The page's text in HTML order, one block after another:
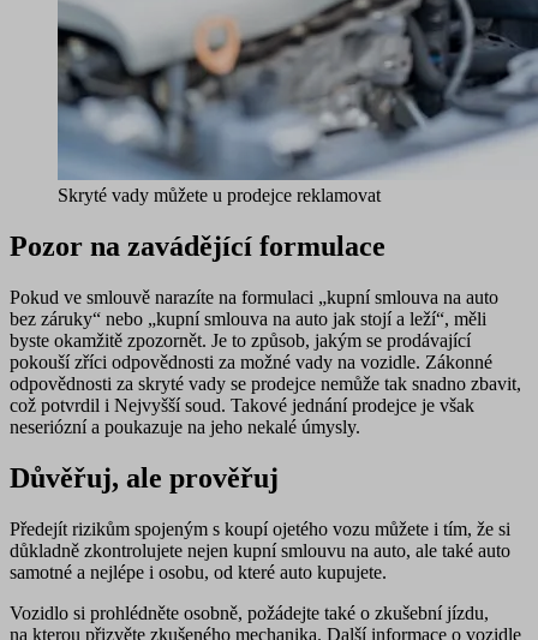
Skryté vady můžete u prodejce reklamovat
Pozor na zavádějící formulace
Pokud ve smlouvě narazíte na formulaci „kupní smlouva na auto
bez záruky“ nebo „kupní smlouva na auto jak stojí a leží“, měli
byste okamžitě zpozornět. Je to způsob, jakým se prodávající
pokouší zříci odpovědnosti za možné vady na vozidle. Zákonné
odpovědnosti za skryté vady se prodejce nemůže tak snadno zbavit,
což potvrdil i Nejvyšší soud. Takové jednání prodejce je však
neseriózní a poukazuje na jeho nekalé úmysly.
Důvěřuj, ale prověřuj
Předejít rizikům spojeným s koupí ojetého vozu můžete i tím, že si
důkladně zkontrolujete nejen kupní smlouvu na auto, ale také auto
samotné a nejlépe i osobu, od které auto kupujete.
Vozidlo si prohlédněte osobně, požádejte také o zkušební jízdu,
na kterou přizvěte zkušeného mechanika. Další informace o vozidle